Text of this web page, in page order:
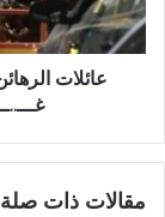
عائلات
مقالات ذات صلة